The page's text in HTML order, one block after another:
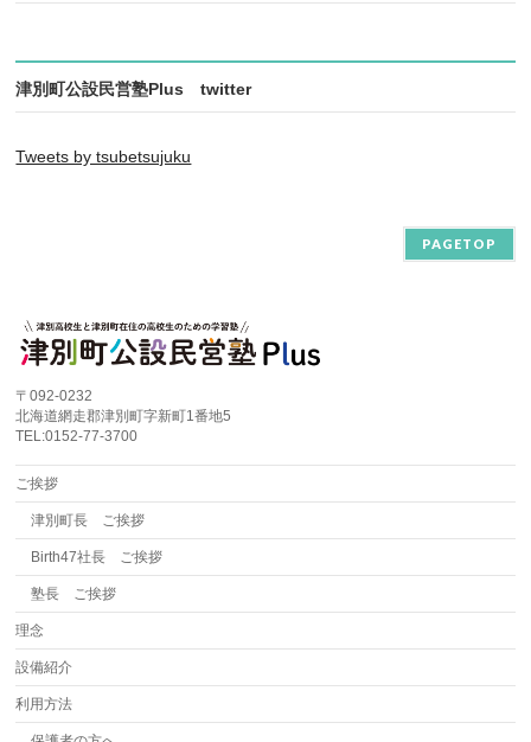
津別町公設民営塾Plus twitter
Tweets by tsubetsujuku
PAGETOP
〒092-0232
北海道網走郡津別町字新町1番地5
TEL:0152-77-3700
ご挨拶
津別町長 ご挨拶
Birth47社長 ご挨拶
塾長 ご挨拶
理念
設備紹介
利用方法